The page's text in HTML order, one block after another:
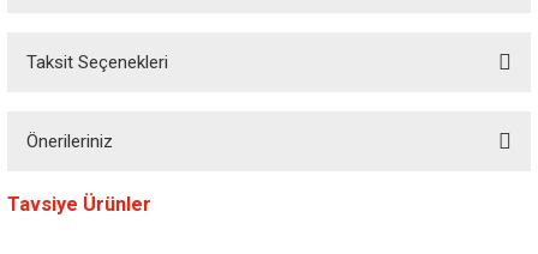
Taksit Seçenekleri
Önerileriniz
Bu ürünün fiyat bilgisi, resim, ürün açıklamalarında ve diğer konularda
yetersiz gördüğünüz noktaları öneri formunu kullanarak tarafımıza
Tavsiye Ürünler